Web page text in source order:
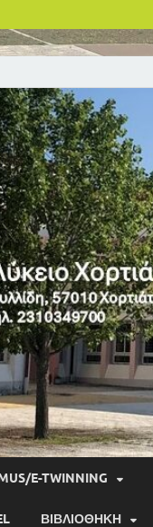
E-TWINNING
ΒΙΒΛΙΟΘΉΚΗ